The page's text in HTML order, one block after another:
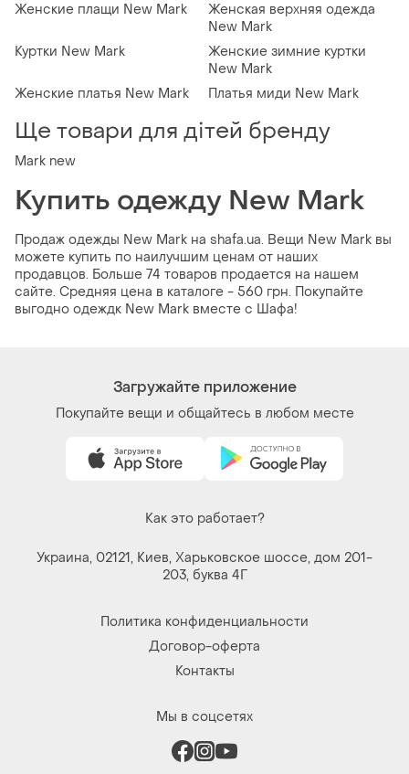
Женские плащи New Mark
Женская верхняя одежда
New Mark
Куртки New Mark
Женские зимние куртки
New Mark
Женские платья New Mark
Платья миди New Mark
Ще товари для дітей бренду
Mark new
Купить одежду New Mark
Продаж одежды New Mark на shafa.ua. Вещи New Mark вы
можете купить по наилучшим ценам от наших
продавцов. Больше 74 товаров продается на нашем
сайте. Средняя цена в каталоге - 560 грн. Покупайте
выгодно одеждк New Mark вместе с Шафа!
Загружайте приложение
Покупайте вещи и общайтесь в любом месте
Как это работает?
Украина, 02121, Киев, Харьковское шоссе, дом 201-
203, буква 4Г
Политика конфиденциальности
Договор-оферта
Контакты
Мы в соцсетях